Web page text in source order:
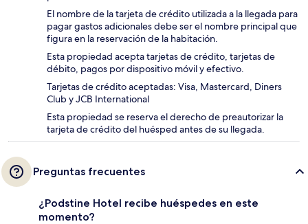
El nombre de la tarjeta de crédito utilizada a la llegada para
pagar gastos adicionales debe ser el nombre principal que
figura en la reservación de la habitación.
Esta propiedad acepta tarjetas de crédito, tarjetas de
débito, pagos por dispositivo móvil y efectivo.
Tarjetas de crédito aceptadas: Visa, Mastercard, Diners
Club y JCB International
Esta propiedad se reserva el derecho de preautorizar la
tarjeta de crédito del huésped antes de su llegada.
Preguntas frecuentes
¿Podstine Hotel recibe huéspedes en este
momento?